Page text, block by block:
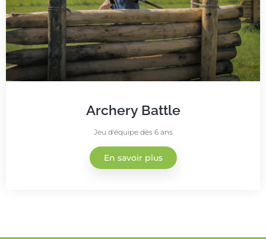
Archery Battle
Jeu d'équipe dès 6 ans
En savoir plus